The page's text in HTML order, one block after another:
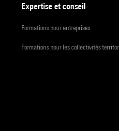
Expertise et conseil
Formations pour entreprises
Formations pour les collectivités